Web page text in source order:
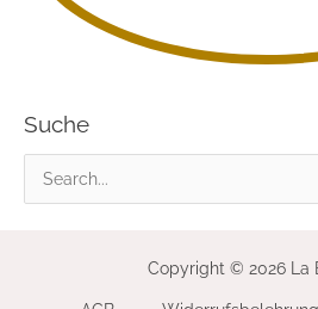
Suche
Copyright © 2026 La